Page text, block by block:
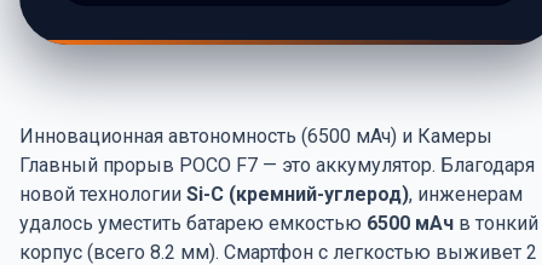
Инновационная автономность (6500 мАч) и Камеры
Главный прорыв POCO F7 — это аккумулятор. Благодаря
новой технологии Si-C (кремний-углерод), инженерам
удалось уместить батарею емкостью 6500 мАч в тонкий
корпус (всего 8.2 мм). Смартфон с легкостью выживет 2